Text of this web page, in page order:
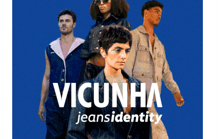
cultural
da
Damyller
divulgada
5
Projeto testa passaporte digital na
moda nacional
4 de agosto de 2026
1
Dia dos Pais reforça retomada da
moda no varejo
7 de agosto de 2026